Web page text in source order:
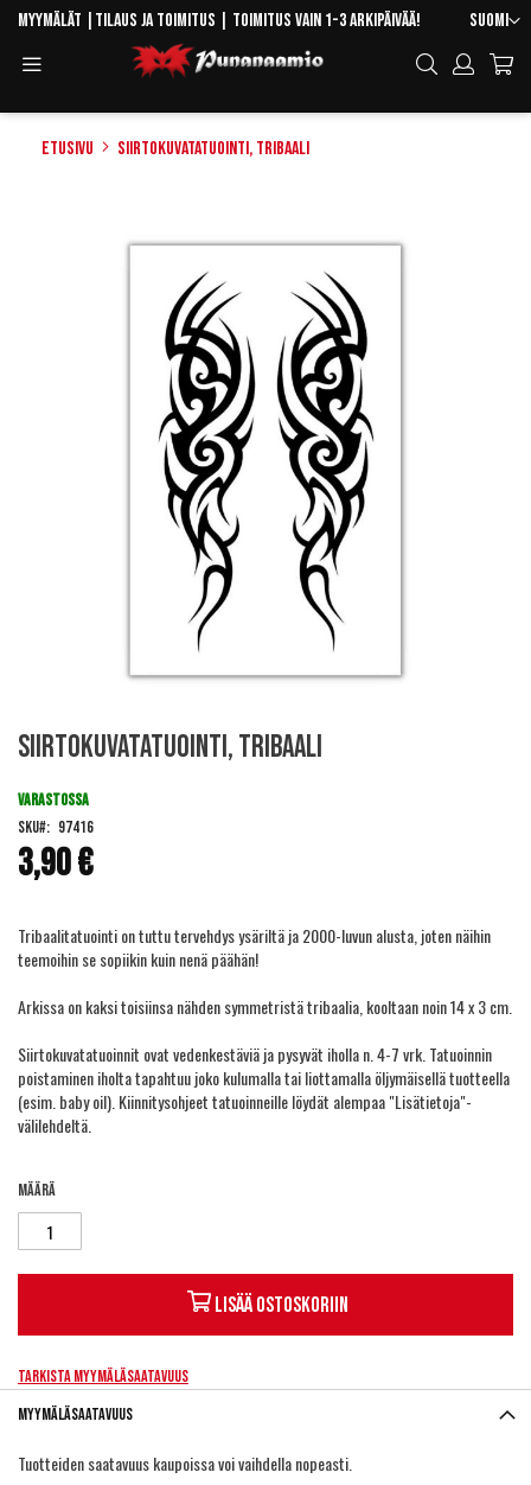
Skip
Content
Kieli
Suomi
Myymälät Tilaus ja toimitus | Toimitus vain 1-3 arkipäivää!
Hae
Etusivu Siirtokuvatatuointi, tribaali
to
beginning
the
images
gallery
Siirtokuvatatuointi, tribaali
3,90 €
VARASTOSSA
SKU
97416
Tribaalitatuointi on tuttu tervehdys ysäriltä ja 2000-luvun alusta, joten näihin
teemoihin se sopiikin kuin nenä päähän!
Arkissa on kaksi toisiinsa nähden symmetristä tribaalia, kooltaan noin 14 x 3 cm.
Siirtokuvatatuoinnit ovat vedenkestäviä ja pysyvät iholla n. 4-7 vrk. Tatuoinnin
poistaminen iholta tapahtuu joko kulumalla tai liottamalla öljymäisellä tuotteella
(esim. baby oil). Kiinnitysohjeet tatuoinneille löydät alempaa "Lisätietoja"-
välilehdeltä.
Määrä
Lisää ostoskoriin
Tarkista myymäläsaatavuus
Myymäläsaatavuus
Tuotteiden saatavuus kaupoissa voi vaihdella nopeasti.